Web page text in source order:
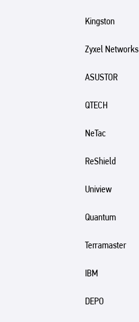
Kingston
Zyxel Networks
ASUSTOR
QTECH
NeTac
ReShield
Uniview
Quantum
Terramaster
IBM
DEPO